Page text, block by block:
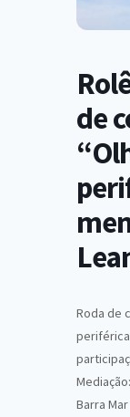
de
Roda de
periférica
Barra